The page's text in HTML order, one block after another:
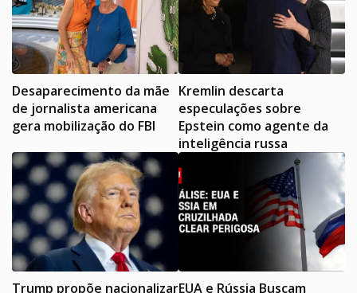
Desaparecimento da mãe
de jornalista americana
gera mobilização do FBI
Kremlin descarta
especulações sobre
Epstein como agente da
inteligência russa
Trump propõe nacionalizarEUA e Rússia Buscam